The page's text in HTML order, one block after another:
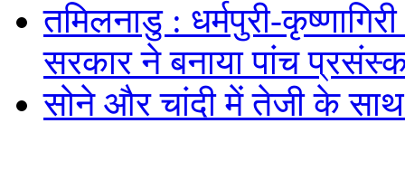
तमिलनाडु : धर्मपुरी-
सरकार ने बनाया पांच
सोने और चांदी में तेजी के